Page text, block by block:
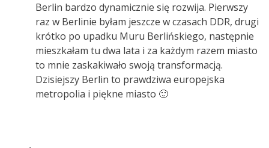
Berlin bardzo dynamicznie się rozwija. Pierwszy
raz w Berlinie byłam jeszcze w czasach DDR, drugi
krótko po upadku Muru Berlińskiego, następnie
mieszkałam tu dwa lata i za każdym razem miasto
to mnie zaskakiwało swoją transformacją.
Dzisiejszy Berlin to prawdziwa europejska
metropolia i piękne miasto 🙂